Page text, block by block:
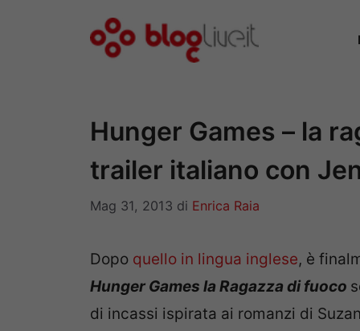
Hunger Games – la
trailer italiano con
Mag 31, 2013 di Enrica Raia
Dopo quello in lingua inglese, è
Hunger Games la Ragazza di fuoco
di incassi ispirata ai romanzi di